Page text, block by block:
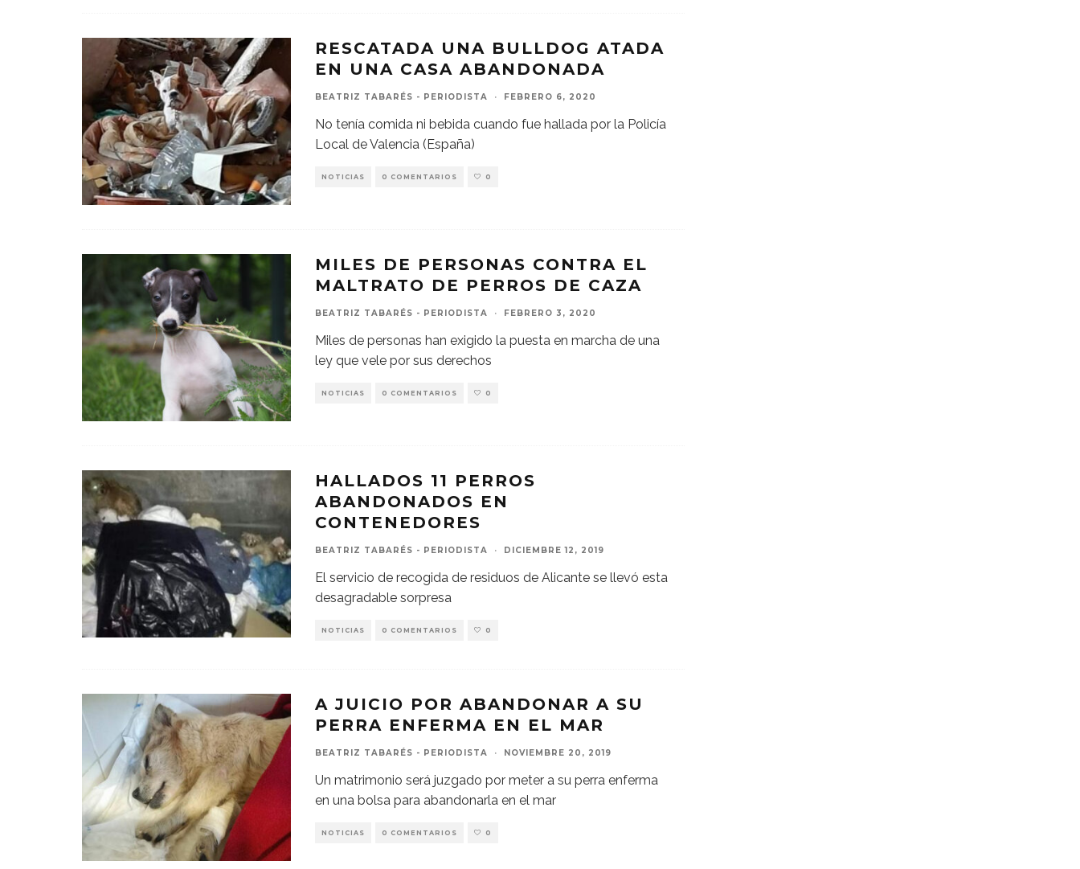
RESCATADA UNA BULLDOG ATADA
EN UNA CASA ABANDONADA
BEATRIZ TABARÉS - PERIODISTA · FEBRERO 6, 2020
No tenía comida ni bebida cuando fue hallada por la Policía
Local de Valencia (España)
NOTICIAS 0 COMENTARIOS 0
MILES DE PERSONAS CONTRA EL
MALTRATO DE PERROS DE CAZA
BEATRIZ TABARÉS - PERIODISTA · FEBRERO 3, 2020
Miles de personas han exigido la puesta en marcha de una
ley que vele por sus derechos
NOTICIAS 0 COMENTARIOS 0
HALLADOS 11 PERROS
ABANDONADOS EN
CONTENEDORES
BEATRIZ TABARÉS - PERIODISTA · DICIEMBRE 12, 2019
El servicio de recogida de residuos de Alicante se llevó esta
desagradable sorpresa
NOTICIAS 0 COMENTARIOS 0
A JUICIO POR ABANDONAR A SU
PERRA ENFERMA EN EL MAR
BEATRIZ TABARÉS - PERIODISTA · NOVIEMBRE 20, 2019
Un matrimonio será juzgado por meter a su perra enferma
en una bolsa para abandonarla en el mar
NOTICIAS 0 COMENTARIOS 0